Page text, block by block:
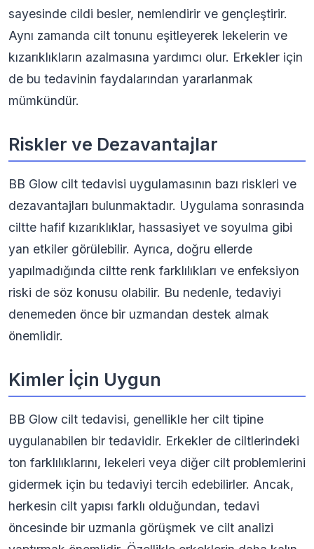
sayesinde cildi besler, nemlendirir ve gençleştirir.
Aynı zamanda cilt tonunu eşitleyerek lekelerin ve
kızarıklıkların azalmasına yardımcı olur. Erkekler için
de bu tedavinin faydalarından yararlanmak
mümkündür.
Riskler ve Dezavantajlar
BB Glow cilt tedavisi uygulamasının bazı riskleri ve
dezavantajları bulunmaktadır. Uygulama sonrasında
ciltte hafif kızarıklıklar, hassasiyet ve soyulma gibi
yan etkiler görülebilir. Ayrıca, doğru ellerde
yapılmadığında ciltte renk farklılıkları ve enfeksiyon
riski de söz konusu olabilir. Bu nedenle, tedaviyi
denemeden önce bir uzmandan destek almak
önemlidir.
Kimler İçin Uygun
BB Glow cilt tedavisi, genellikle her cilt tipine
uygulanabilen bir tedavidir. Erkekler de ciltlerindeki
ton farklılıklarını, lekeleri veya diğer cilt problemlerini
gidermek için bu tedaviyi tercih edebilirler. Ancak,
herkesin cilt yapısı farklı olduğundan, tedavi
öncesinde bir uzmanla görüşmek ve cilt analizi